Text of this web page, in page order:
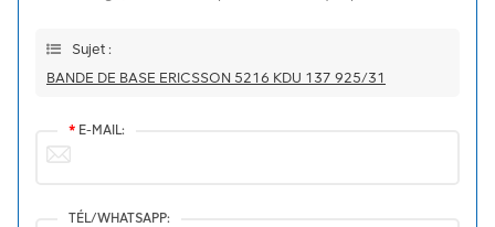
Sujet :
BANDE DE BASE ERICSSON 5216 KDU 137 925/31
* E-MAIL:
TÉL/WHATSAPP: